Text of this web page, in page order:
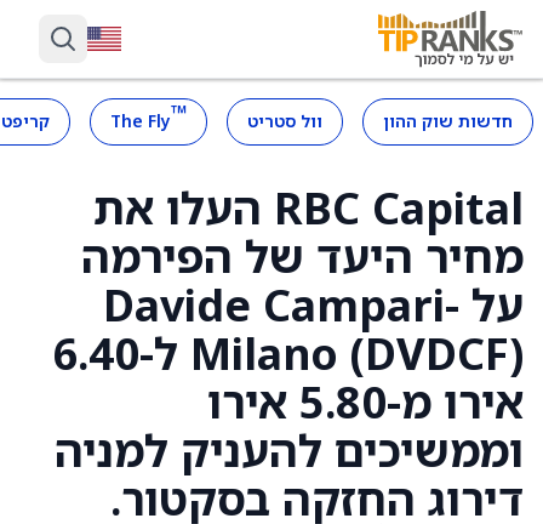
חדשות שוק ההון וול סטריט ™
The Fly
RBC Capital העלו את
מחיר היעד של הפירמה
על Davide Campari-
Milano (DVDCF) ל-6.40
אירו מ-5.80 אירו
וממשיכים להעניק למניה
דירוג החזקה בסקטור.